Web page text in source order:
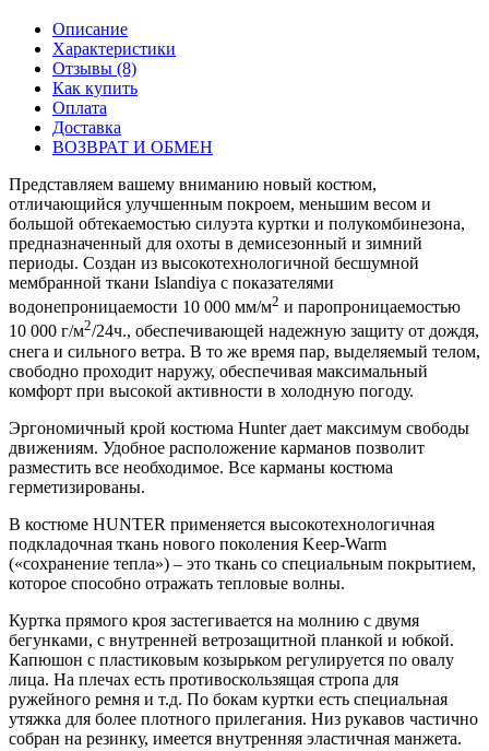
Описание
Характеристики
Отзывы (8)
Как купить
Оплата
Доставка
ВОЗВРАТ И ОБМЕН
Представляем вашему вниманию новый костюм,
отличающийся улучшенным покроем, меньшим весом и
большой обтекаемостью силуэта куртки и полукомбинезона,
предназначенный для охоты в демисезонный и зимний
периоды. Создан из высокотехнологичной бесшумной
мембранной ткани Islandiya с показателями
водонепроницаемости 10 000 мм/м2 и паропроницаемостью
10 000 г/м2/24ч., обеспечивающей надежную защиту от дождя,
снега и сильного ветра. В то же время пар, выделяемый телом,
свободно проходит наружу, обеспечивая максимальный
комфорт при высокой активности в холодную погоду.
Эргономичный крой костюма Hunter дает максимум свободы
движениям. Удобное расположение карманов позволит
разместить все необходимое. Все карманы костюма
герметизированы.
В костюме HUNTER применяется высокотехнологичная
подкладочная ткань нового поколения Keep-Warm
(«сохранение тепла») – это ткань со специальным покрытием,
которое способно отражать тепловые волны.
Куртка прямого кроя застегивается на молнию с двумя
бегунками, с внутренней ветрозащитной планкой и юбкой.
Капюшон с пластиковым козырьком регулируется по овалу
лица. На плечах есть противоскользящая стропа для
ружейного ремня и т.д. По бокам куртки есть специальная
утяжка для более плотного прилегания. Низ рукавов частично
собран на резинку, имеется внутренняя эластичная манжета.